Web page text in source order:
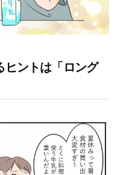
ントは「ロング